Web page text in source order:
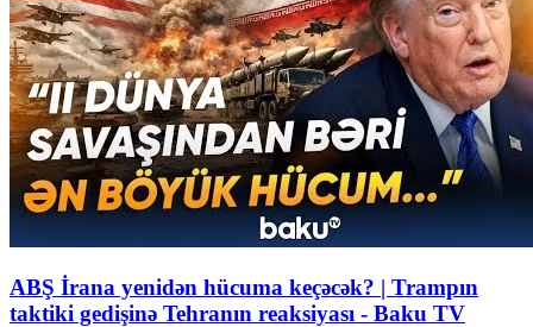
ABŞ İrana yenidən hücuma keçəcək? | Trampın
taktiki gedişinə Tehranın reaksiyası - Baku TV